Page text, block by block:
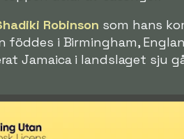
Robinson som hans
föddes i Birmingham,
Jamaica i landslaget sju